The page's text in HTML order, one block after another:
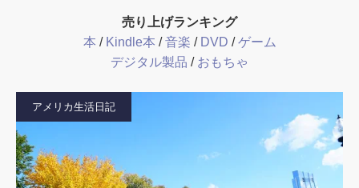
売り上げランキング
本 / Kindle本 /音楽 / DVD /ゲーム
デジタル製品 / おもちゃ
アメリカ生活日記